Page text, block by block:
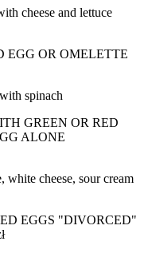
cheese and lettuce
EGG OR OMELETTE
spinach
GREEN OR RED
ALONE
white cheese, sour cream
EGGS "DIVORCED"